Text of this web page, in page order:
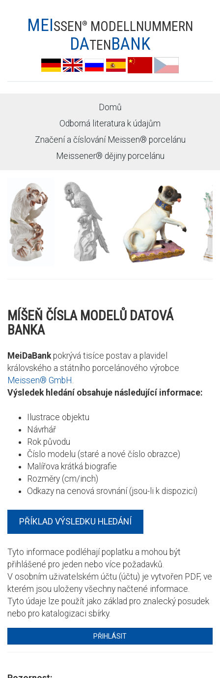
MEISSEN® MODELLNUMMERN
DATENBANK
Domů
Odborná literatura k údajům
Značení a číslování Meissen® porcelánu
Meissener® dějiny porcelánu
MÍŠEŇ ČÍSLA MODELŮ DATOVÁ
BANKA
MeiDaBankpokrývá tisíce postav a plavidel
královského a státního porcelánového výrobce
Meissen® GmbH .
Výsledek hledání obsahuje následující informace:
Ilustrace objektu
Návrhář
Rok původu
Číslo modelu (staré a nové číslo obrazce)
Malířova krátká biografie
Rozměry (cm/inch)
Odkazy na cenová srovnání (jsou-li k dispozici)
PŘÍKLAD VÝSLEDKU HLEDÁNÍ
Tyto informace podléhají poplatku a mohou být
přihlášené pro jeden nebo více požadavků.
V osobním uživatelském účtu (účtu) je vytvořen PDF, ve
kterém jsou uloženy všechny načtené informace.
Tyto údaje lze použít jako základ pro znalecký posudek
nebo pro katalogizaci sbírky.
PŘIHLÁSIT